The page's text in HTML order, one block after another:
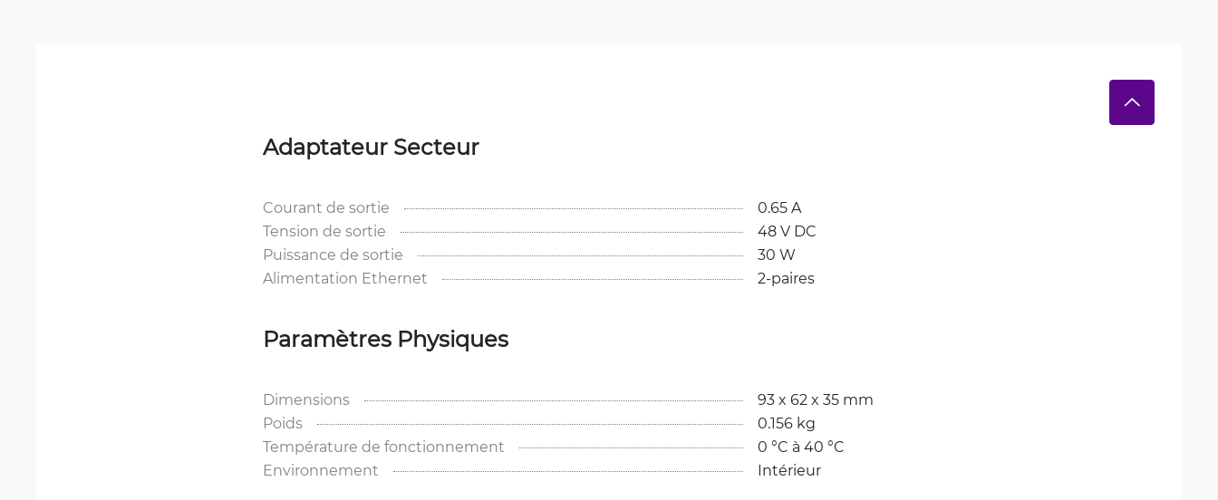
Adaptateur Secteur
Courant de sortie
0.65 A
Tension de sortie
48 V DC
Puissance de sortie
30 W
Alimentation Ethernet
2-paires
Paramètres Physiques
Dimensions
93 x 62 x 35 mm
Poids
0.156 kg
Température de fonctionnement
0 °C à 40 °C
Environnement
Intérieur